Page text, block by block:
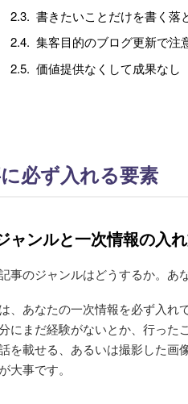
書きたいことだけを書く落
集客目的のブログ更新で注
価値提供なくして成果なし
必ず入れる要素
ャンルと一次情報の入
事のジャンルはどうするか。あ
、あなたの一次情報を必ず入れ
にまだ経験がないとか、行った
を載せる、あるいは撮影した画
大事です。